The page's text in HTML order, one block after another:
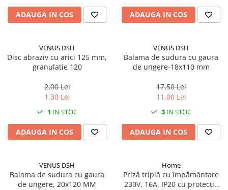
ADAUGA IN COS ADAUGA IN COS
VENUS DSH
Disc abraziv cu arici 125 mm,
granulatie 120
2,00 Lei
1,30 Lei
1 IN STOC
ADAUGA IN COS
VENUS DSH
Balama de sudura cu gaura
de ungere-18x110 mm
17,50 Lei
11,00 Lei
3 IN STOC
ADAUGA IN COS
VENUS DSH
Balama de sudura cu gaura
de ungere, 20x120 MM
Home
Priză triplă cu împământare
230V, 16A, IP20 cu protecție